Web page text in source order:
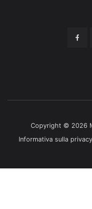
Copyright © 2026
Informativa sulla privacy